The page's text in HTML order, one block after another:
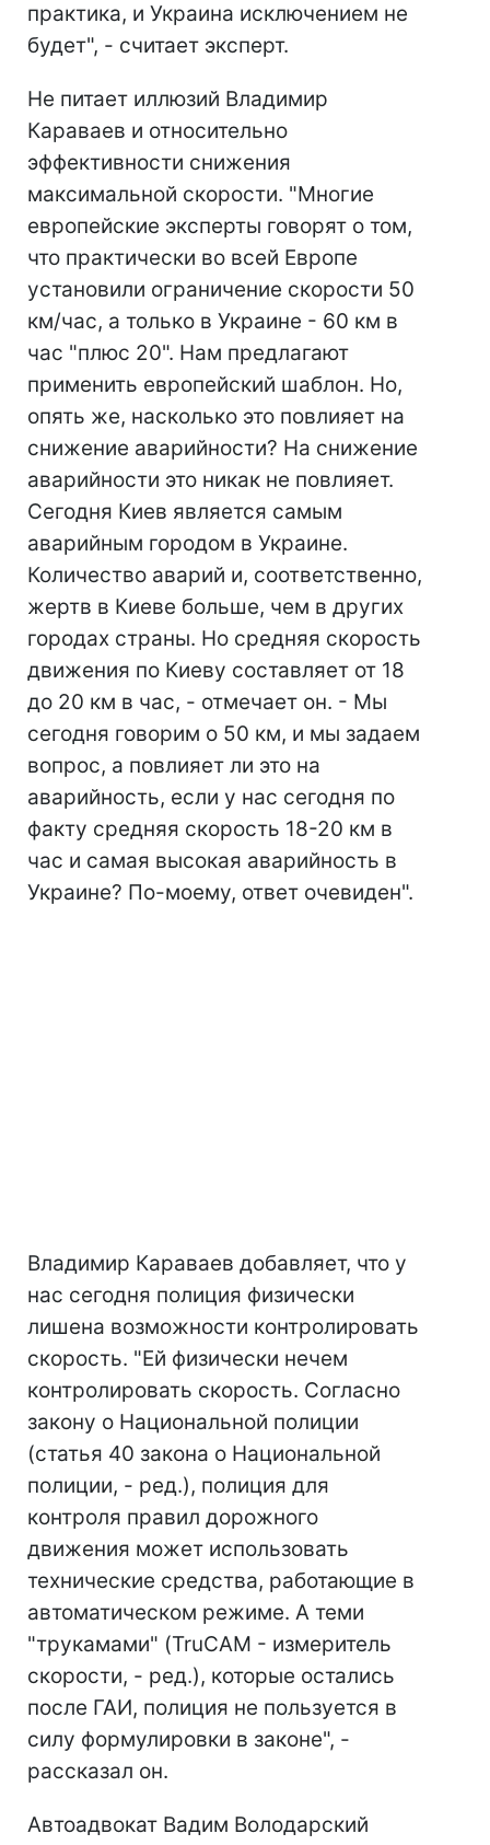
практика, и Украина исключением не
будет", - считает эксперт.
Не питает иллюзий Владимир
Караваев и относительно
эффективности снижения
максимальной скорости. "Многие
европейские эксперты говорят о том,
что практически во всей Европе
установили ограничение скорости 50
км/час, а только в Украине - 60 км в
час "плюс 20". Нам предлагают
применить европейский шаблон. Но,
опять же, насколько это повлияет на
снижение аварийности? На снижение
аварийности это никак не повлияет.
Сегодня Киев является самым
аварийным городом в Украине.
Количество аварий и, соответственно,
жертв в Киеве больше, чем в других
городах страны. Но средняя скорость
движения по Киеву составляет от 18
до 20 км в час, - отмечает он. - Мы
сегодня говорим о 50 км, и мы задаем
вопрос, а повлияет ли это на
аварийность, если у нас сегодня по
факту средняя скорость 18-20 км в
час и самая высокая аварийность в
Украине? По-моему, ответ очевиден".
Владимир Караваев добавляет, что у
нас сегодня полиция физически
лишена возможности контролировать
скорость. "Ей физически нечем
контролировать скорость. Согласно
закону о Национальной полиции
(статья 40 закона о Национальной
полиции, - ред.), полиция для
контроля правил дорожного
движения может использовать
технические средства, работающие в
автоматическом режиме. А теми
"трукамами" (TruCAM - измеритель
скорости, - ред.), которые остались
после ГАИ, полиция не пользуется в
силу формулировки в законе", -
рассказал он.
Автоадвокат Вадим Володарский